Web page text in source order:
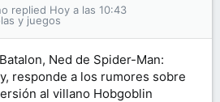
y juegos
Hoy a las 10:43
Ned de Spider-Man:
responde a los rumores sobre
al villano Hobgoblin